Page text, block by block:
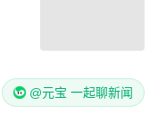
@元宝 一起聊新闻